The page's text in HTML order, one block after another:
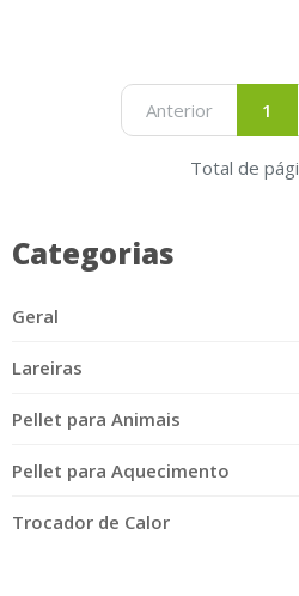
Anterior 1
Total de
Categorias
Geral
Lareiras
Pellet para Animais
Pellet para Aquecimento
Trocador de Calor